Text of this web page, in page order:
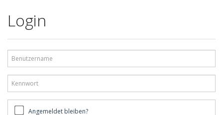
Login
bleiben?Angemeldet bleiben?